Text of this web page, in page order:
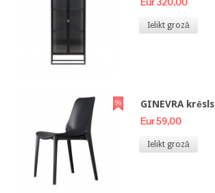
Ielikt grozā
GINEVRA krēsls
Eur 59,00
Ielikt grozā